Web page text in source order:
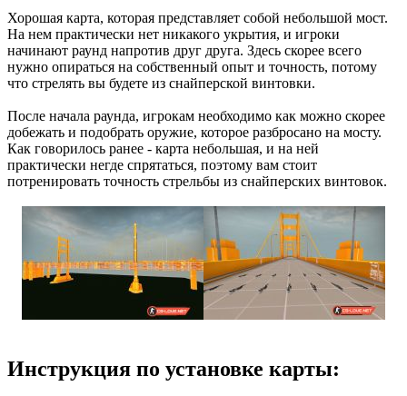
Хорошая карта, которая представляет собой небольшой мост.
На нем практически нет никакого укрытия, и игроки
начинают раунд напротив друг друга. Здесь скорее всего
нужно опираться на собственный опыт и точность, потому
что стрелять вы будете из снайперской винтовки.
После начала раунда, игрокам необходимо как можно скорее
добежать и подобрать оружие, которое разбросано на мосту.
Как говорилось ранее - карта небольшая, и на ней
практически негде спрятаться, поэтому вам стоит
потренировать точность стрельбы из снайперских винтовок.
Инструкция по установке карты: